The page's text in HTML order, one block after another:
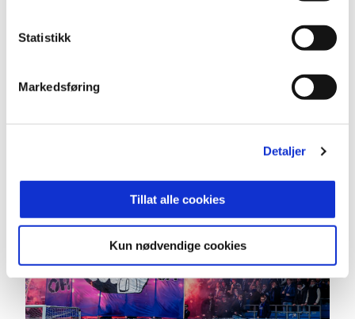
Statistikk
Markedsføring
Detaljer
Tillat alle cookies
Kun nødvendige cookies
mot første hjemmekamp, som er mot Åsane på
Nadderud om en uke!
Takk for støtten, alle blaa!
Har du ikke kjøpt sesongkort for 2026? Gjør det før